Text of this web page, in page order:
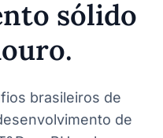
sólido
brasileiros de
de